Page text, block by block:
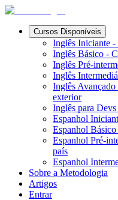
Cursos Disponíveis
Inglês Iniciante -
Inglês Básico -
Inglês Pré-
Inglês
Inglês Avançado
exterior
Inglês para
Espanhol
Espanhol
Espanhol Pré-
país
Espanhol
Sobre a Metodologia
Artigos
Entrar